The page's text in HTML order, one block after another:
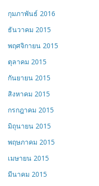
กุมภาพันธ์ 2016
ธันวาคม 2015
พฤศจิกายน 2015
ตุลาคม 2015
กันยายน 2015
สิงหาคม 2015
กรกฎาคม 2015
มิถุนายน 2015
พฤษภาคม 2015
เมษายน 2015
มีนาคม 2015